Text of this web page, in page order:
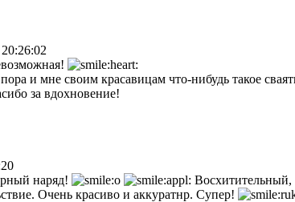
и мне своим красавицам что-нибудь такое
за вдохновение!
наряд!
Очень красиво и аккуратнр. Супер!